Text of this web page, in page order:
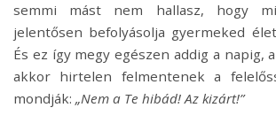
semmi mást nem hallasz, hogy
jelentősen befolyásolja gyermeked
És ez így megy egészen addig a napig,
akkor hirtelen felmentenek a
mondják: „Nem a Te hibád! Az kizárt!”